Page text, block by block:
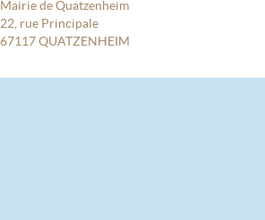
Mairie de Quatzenheim
22, rue Principale
67117 QUATZENHEIM